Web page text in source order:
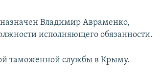
Владимир Авраменко,
исполняющего обязанности.
таможенной службы в Крыму.